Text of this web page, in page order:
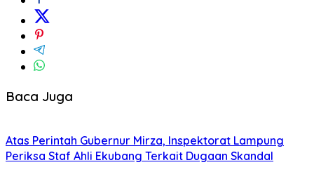
Baca Juga
Atas Perintah Gubernur Mirza, Inspektorat Lampung
Periksa Staf Ahli Ekubang Terkait Dugaan Skandal